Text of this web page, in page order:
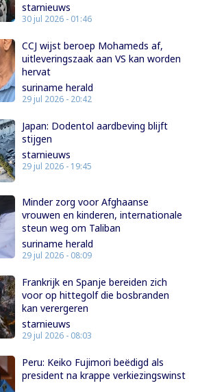
starnieuws
30 jul 2026 - 01:46
CCJ wijst beroep Mohameds af,
uitleveringszaak aan VS kan worden
hervat
suriname herald
29 jul 2026 - 20:42
Japan: Dodentol aardbeving blijft
stijgen
starnieuws
29 jul 2026 - 19:45
Minder zorg voor Afghaanse
vrouwen en kinderen, internationale
steun weg om Taliban
suriname herald
29 jul 2026 - 08:09
Frankrijk en Spanje bereiden zich
voor op hittegolf die bosbranden
kan verergeren
starnieuws
29 jul 2026 - 08:03
Peru: Keiko Fujimori beëdigd als
president na krappe verkiezingswinst